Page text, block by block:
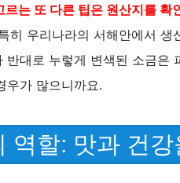
르는 또 다른 팁은 원산지를 확
히 우리나라의 서해안에서
반대로 누렇게 변색된 소금은
우가 많으니까요.
역할: 맛과 건